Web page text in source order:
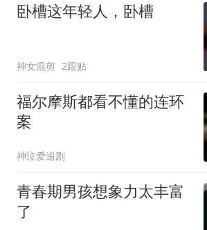
卧槽这年轻人，卧槽
神女混剪 2跟贴
福尔摩斯都看不懂的连环
案
神泣爱追剧
青春期男孩想象力太丰富
了